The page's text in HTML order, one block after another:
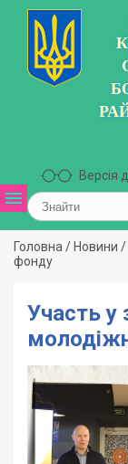
Версія
Головна / Новини /
фонду
Участь у